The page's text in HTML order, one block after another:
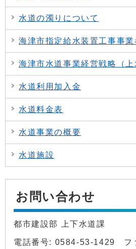
水道の濁りについて
海津市指定給水装置工事事業
海津市水道事業経営戦略（上
水道利用加入金
水道料金表
水道事業の概要
水道施設
お問い合わせ
都市建設部 上下水道課
電話番号: 0584-53-1429 フ